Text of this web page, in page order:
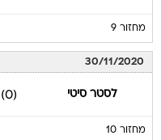
מחזור 9
30/11/2020
לסטר סיטי (0)
מחזור 10